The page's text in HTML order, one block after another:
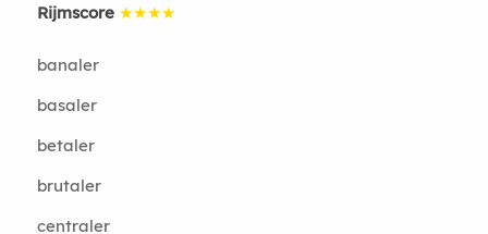
Rijmscore ★★★★
banaler
basaler
betaler
brutaler
centraler